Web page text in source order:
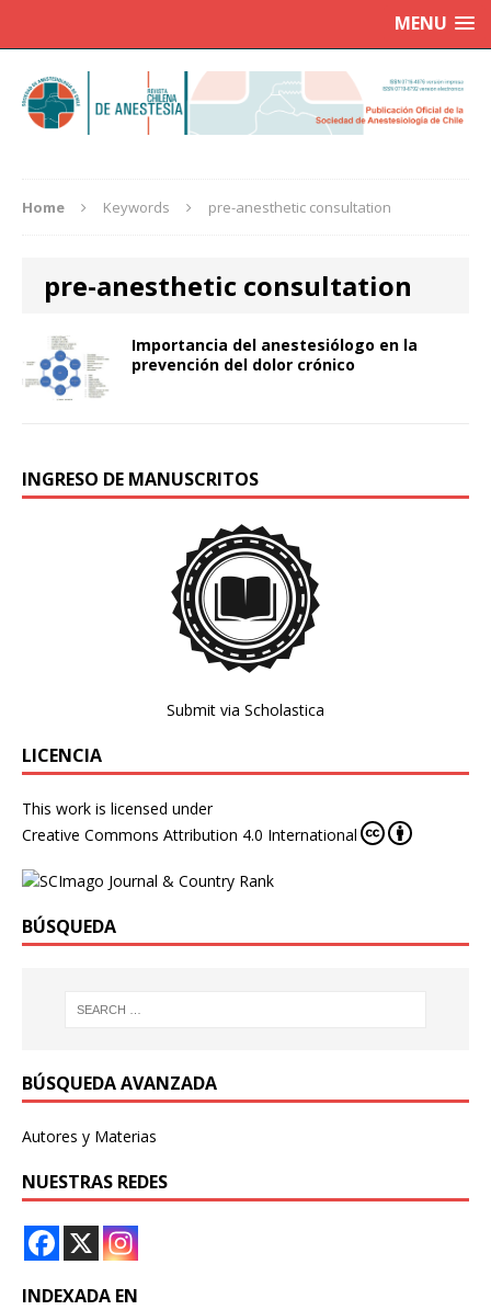
MENU
Home Keywords pre-anesthetic consultation
pre-anesthetic consultation
Importancia del anestesiólogo en la
prevención del dolor crónico
INGRESO DE MANUSCRITOS
Submit via Scholastica
LICENCIA
This work is licensed under
Creative Commons Attribution 4.0 International
BÚSQUEDA
BÚSQUEDA AVANZADA
Autores y Materias
NUESTRAS REDES
INDEXADA EN